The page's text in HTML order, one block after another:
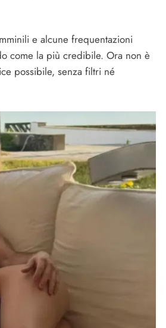
e alcune frequentazioni
come la più credibile. Ora non è
possibile, senza filtri né